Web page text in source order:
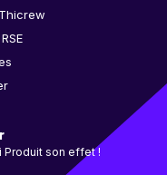
Produit son effet !